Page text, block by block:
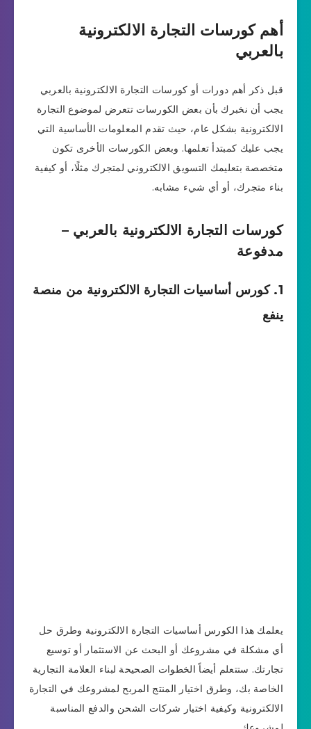
أهم كورسات التجارة الالكترونية
بالعربي
قبل ذكر أهم دورات أو كورسات التجارة الالكترونية بالعربي
يجب أن نخبرك بأن بعض الكورسات تتعرض لموضوع التجارة
الالكترونية بشكل عام، حيث تقدم المعلومات الأساسية التي
يجب عليك كمبتدأ تعلمها. وبعض الكورسات الأخرى تكون
متخصصة بتعليمك التسويق الالكتروني لمتجرك مثلًا، أو كيفية
بناء متجرك، أو أي شيء مشابه.
كورسات التجارة الالكترونية بالعربي –
مدفوعة
1. كورس أساسيات التجارة الالكترونية من منصة
ينفع
يعلمك هذا الكورس أساسيات التجارة الالكترونية وطرق حل
أي مشكلة في مشروعك أو البحث عن الاستثمار أو توسيع
تجارتك. ستتعلم أيضاً الخطوات الصحيحة لبناء العلامة التجارية
الخاصة بك، وطرق اختيار المنتج المربح لمشروعك في التجارة
الالكترونية وكيفية اختيار شركات الشحن والدفع المناسبة